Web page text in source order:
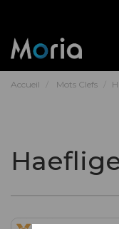
Accueil Mots Clefs